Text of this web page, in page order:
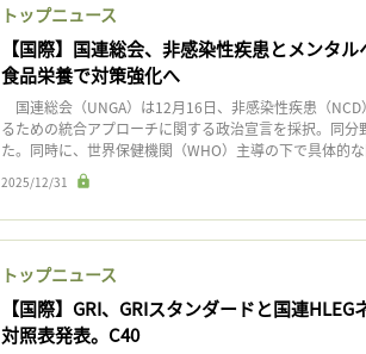
トップニュース
【国際】国連総会、非感染性疾患とメンタル
食品栄養で対策強化へ
国連総会（UNGA）は12月16日、非感染性疾患（
るための統合アプローチに関する政治宣言を採択。同分
た。同時に、世界保健機関（WHO）主導の下で具体的
2025/12/31
トップニュース
【国際】GRI、GRIスタンダードと国連
対照表発表。C40